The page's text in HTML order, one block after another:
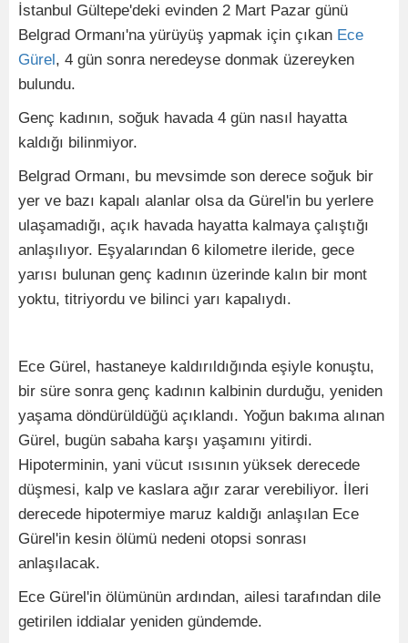
İstanbul Gültepe'deki evinden 2 Mart Pazar günü
Belgrad Ormanı'na yürüyüş yapmak için çıkan Ece
Gürel, 4 gün sonra neredeyse donmak üzereyken
bulundu.
Genç kadının, soğuk havada 4 gün nasıl hayatta
kaldığı bilinmiyor.
Belgrad Ormanı, bu mevsimde son derece soğuk bir
yer ve bazı kapalı alanlar olsa da Gürel'in bu yerlere
ulaşamadığı, açık havada hayatta kalmaya çalıştığı
anlaşılıyor. Eşyalarından 6 kilometre ileride, gece
yarısı bulunan genç kadının üzerinde kalın bir mont
yoktu, titriyordu ve bilinci yarı kapalıydı.
Ece Gürel, hastaneye kaldırıldığında eşiyle konuştu,
bir süre sonra genç kadının kalbinin durduğu, yeniden
yaşama döndürüldüğü açıklandı. Yoğun bakıma alınan
Gürel, bugün sabaha karşı yaşamını yitirdi.
Hipoterminin, yani vücut ısısının yüksek derecede
düşmesi, kalp ve kaslara ağır zarar verebiliyor. İleri
derecede hipotermiye maruz kaldığı anlaşılan Ece
Gürel'in kesin ölümü nedeni otopsi sonrası
anlaşılacak.
Ece Gürel'in ölümünün ardından, ailesi tarafından dile
getirilen iddialar yeniden gündemde.